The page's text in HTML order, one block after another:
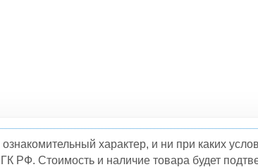
характер, и ни при каких
РФ. Стоимость и наличие товара будет